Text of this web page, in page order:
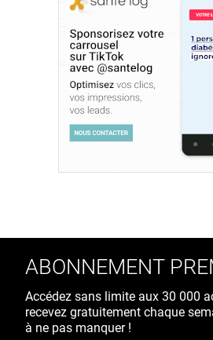
ABONNEMENT
Accédez sans limite aux 30 000
recevez gratuitement chaque
à ne pas manquer !